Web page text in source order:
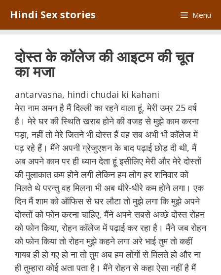
content
Hindi Sex stories Menu
दोस्त के कॉलेज की आइटम की चूत
का मजा
antarvasna, hindi chudai ki kahani
मेरा नाम अमन है मैं दिल्ली का रहने वाला हूं, मेरी उम्र 25 वर्ष
है। मेरे घर की स्थिति खराब होने की वजह से मुझे काम करना
पड़ा, नहीं तो मेरे जितने भी दोस्त हैं वह सब अभी भी कॉलेज में
पढ़ रहे हैं। मैंने अपनी ग्रेजुएशन के बाद पढ़ाई छोड़ दी थी, मैं
अब अपने काम पर ही ध्यान देता हूं इसीलिए मेरी और मेरे दोस्तों
की मुलाकात कम होने लगी लेकिन हम लोग हर शनिवार को
मिलते थे परन्तु वह मिलना भी अब धीरे-धीरे कम होने लगा। एक
दिन मैं शाम को ऑफिस से घर लौटा तो मुझे लगा कि मुझे अपने
दोस्तों को फोन करना चाहिए, मैंने अपने सबसे अच्छे दोस्त रोहन
को फोन किया, रोहन कॉलेज में पढ़ाई कर रहा है। मैंने जब रोहन
को फोन किया तो रोहन मुझे कहने लगा अरे भाई तुम तो कहीं
गायब ही हो गए हो ना तो तुम अब हम लोगों से मिलते हो और ना
ही तुम्हारा कोई अता पता है। मैंने रोहन से कहा ऐसा नहीं है मैं